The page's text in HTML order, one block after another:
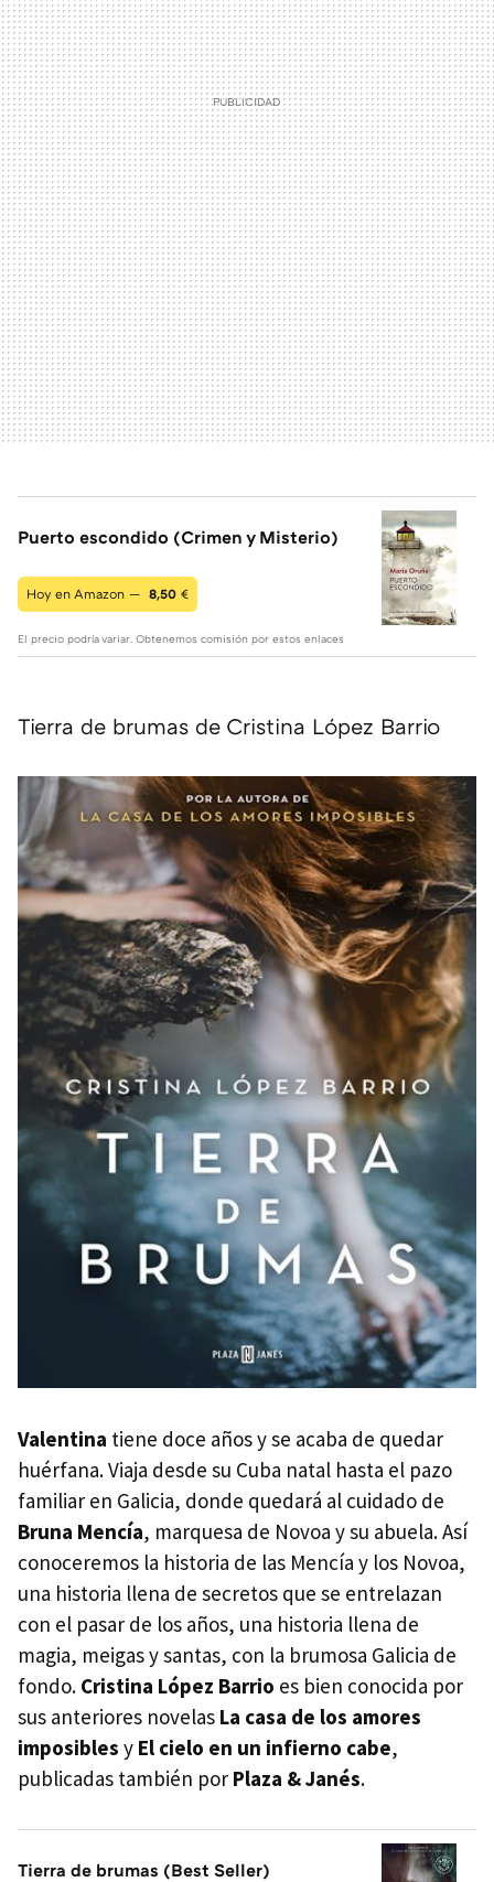
Puerto escondido (Crimen y Misterio)
Hoy en Amazon — 8,50 €
El precio podría variar. Obtenemos comisión por estos enlaces
Tierra de brumas de Cristina López Barrio
Valentina tiene doce años y se acaba de quedar
huérfana. Viaja desde su Cuba natal hasta el pazo
familiar en Galicia, donde quedará al cuidado de
Bruna Mencía, marquesa de Novoa y su abuela. Así
conoceremos la historia de las Mencía y los Novoa,
una historia llena de secretos que se entrelazan
con el pasar de los años, una historia llena de
magia, meigas y santas, con la brumosa Galicia de
fondo. Cristina López Barrio es bien conocida por
sus anteriores novelas La casa de los amores
imposibles y El cielo en un infierno cabe,
publicadas también por Plaza & Janés.
Tierra de brumas (Best Seller)